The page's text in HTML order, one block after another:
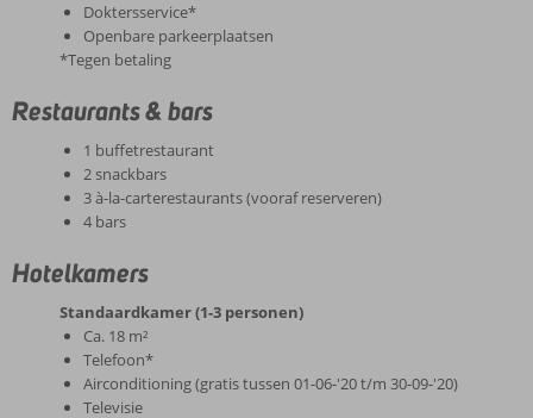
Doktersservice*
Openbare parkeerplaatsen
*Tegen betaling
Restaurants & bars
1 buffetrestaurant
2 snackbars
3 à-la-carterestaurants (vooraf reserveren)
4 bars
Hotelkamers
Standaardkamer (1-3 personen)
Ca. 18 m²
Telefoon*
Airconditioning (gratis tussen 01-06-'20 t/m 30-09-'20)
Televisie